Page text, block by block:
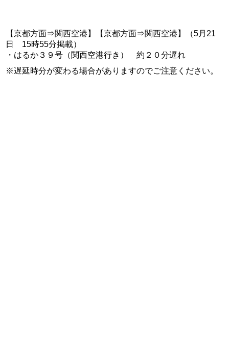
【京都方面⇒関西空港】【京都方面⇒関西空港】（5月21
日 15時55分掲載）
・はるか３９号（関西空港行き） 約２０分遅れ
※遅延時分が変わる場合がありますのでご注意ください。